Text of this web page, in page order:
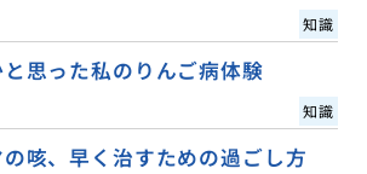
知識
思った私のりんご病体験
知識
咳、早く治すための過ごし方